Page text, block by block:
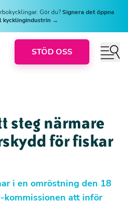
Gör du?Signera det öppna
kycklingindustrin →
STÖD OSS
steg närmare
för fiskar
i en omröstning den 18
kommissionen att inför